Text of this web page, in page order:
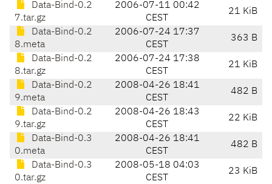
Data-Bind-0.2
7.tar.gz
2006-07-11 00:42
CEST
21 KiB
Data-Bind-0.2
8.meta
2006-07-24 17:37
CEST
363 B
Data-Bind-0.2
8.tar.gz
2006-07-24 17:38
CEST
21 KiB
Data-Bind-0.2
9.meta
2008-04-26 18:41
CEST
482 B
Data-Bind-0.2
9.tar.gz
2008-04-26 18:43
CEST
22 KiB
Data-Bind-0.3
0.meta
2008-04-26 18:41
CEST
482 B
Data-Bind-0.3
0.tar.gz
2008-05-18 04:03
CEST
23 KiB